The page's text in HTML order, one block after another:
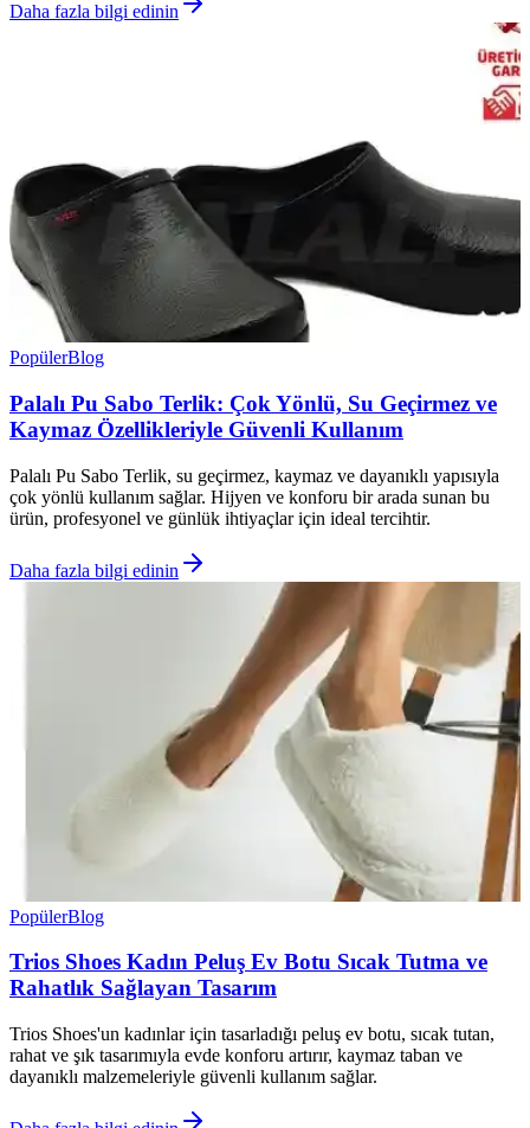
Daha fazla bilgi edinin
PopülerBlog
Palalı Pu Sabo Terlik: Çok Yönlü, Su Geçirmez ve
Kaymaz Özellikleriyle Güvenli Kullanım
Palalı Pu Sabo Terlik, su geçirmez, kaymaz ve dayanıklı yapısıyla
çok yönlü kullanım sağlar. Hijyen ve konforu bir arada sunan bu
ürün, profesyonel ve günlük ihtiyaçlar için ideal tercihtir.
Daha fazla bilgi edinin
PopülerBlog
Trios Shoes Kadın Peluş Ev Botu Sıcak Tutma ve
Rahatlık Sağlayan Tasarım
Trios Shoes'un kadınlar için tasarladığı peluş ev botu, sıcak tutan,
rahat ve şık tasarımıyla evde konforu artırır, kaymaz taban ve
dayanıklı malzemeleriyle güvenli kullanım sağlar.